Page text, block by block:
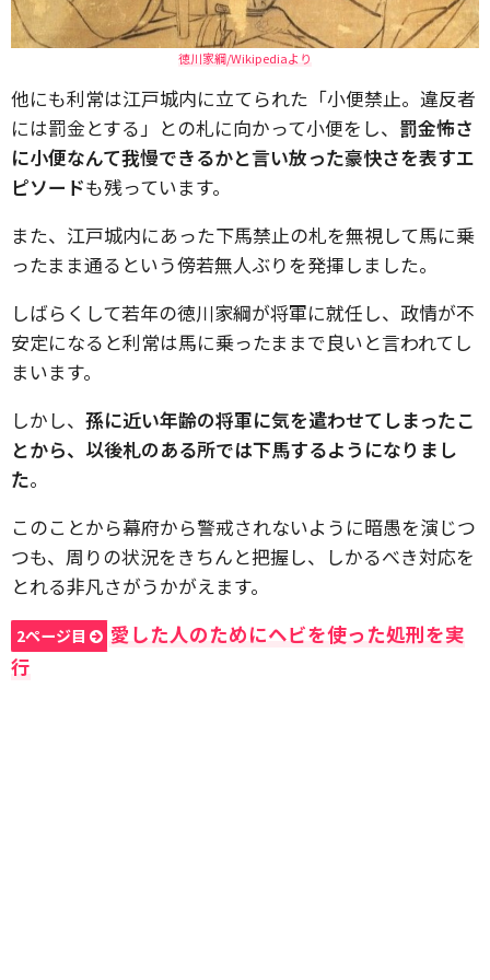
徳川家綱/Wikipediaより
他にも利常は江戸城内に立てられた「小便禁止。違反者
には罰金とする」との札に向かって小便をし、 罰金怖さ
に小便なんて我慢できるかと言い放った豪快さを表すエ
ピソードも残っています。
また、江戸城内にあった下馬禁止の札を無視して馬に乗
ったまま通るという傍若無人ぶりを発揮しました。
しばらくして若年の徳川家綱が将軍に就任し、政情が不
安定になると利常は馬に乗ったままで良いと言われてし
まいます。
しかし、 孫に近い年齢の将軍に気を遣わせてしまったこ
とから、以後札のある所では下馬するようになりまし
た。
このことから幕府から警戒されないように暗愚を演じつ
つも、周りの状況をきちんと把握し、しかるべき対応を
とれる非凡さがうかがえます。
2ページ目
愛した人のためにヘビを使った処刑を実
行